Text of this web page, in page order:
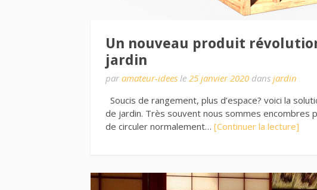
Un nouveau produit
jardin
par amateur-idees le 25 janvier 2020 dans jardin
Soucis de rangement, plus d’espace? voici la
de jardin. Très souvent nous sommes encombres
de circuler normalement… [Continuer la lecture]